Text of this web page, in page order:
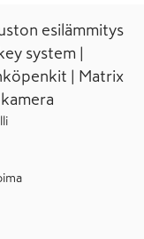
esilämmitys
system |
| Matrix